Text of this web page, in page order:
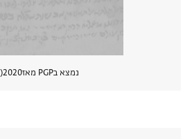
נמצא בPGP מאז 2020